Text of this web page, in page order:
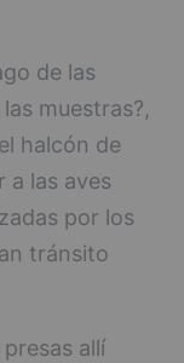
de las
muestras?,
halcón de
a las aves
por los
tránsito
allí